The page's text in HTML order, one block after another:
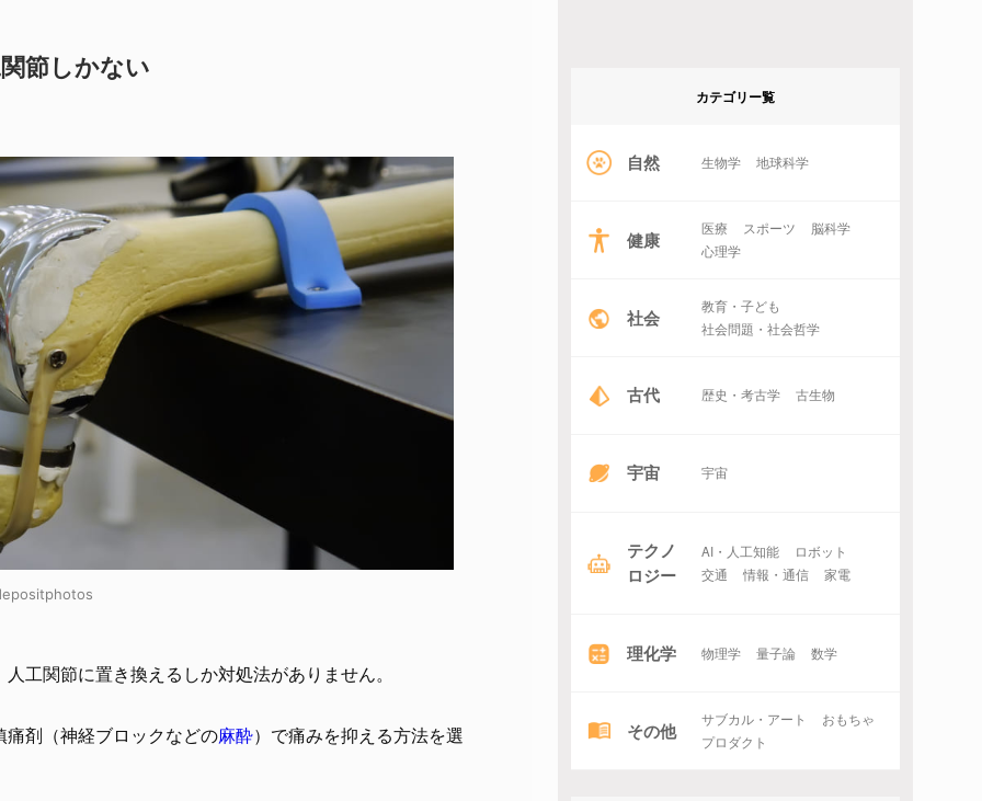
節しかない
工関節に置き換えるしか対処法がありません。
剤（神経ブロックなどの麻酔）で痛みを抑える方法を選
カテゴリー覧
自然 生物学 地球科学
健康 医療 スポーツ
脳科学
心理学
社会
教育・子ども
社会問題・社会哲学
古代 歴史・考古学 古生物
宇宙 宇宙
テクノ
ロジー
AI・人工知能
ロボット
交通
情報・通信 家電
理化学 物理学 量子論 数学
その他 サブカル・アート
おもちゃ
プロダクト